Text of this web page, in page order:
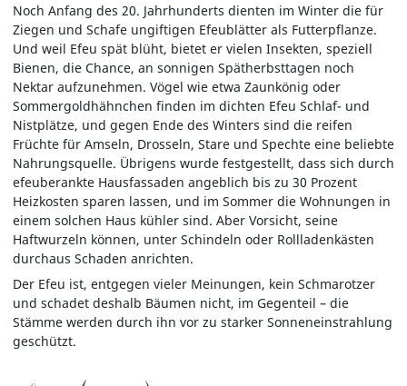
Noch Anfang des 20. Jahrhunderts dienten im Winter die für
Ziegen und Schafe ungiftigen Efeublätter als Futterpflanze.
Und weil Efeu spät blüht, bietet er vielen Insekten, speziell
Bienen, die Chance, an sonnigen Spätherbsttagen noch
Nektar aufzunehmen. Vögel wie etwa Zaunkönig oder
Sommergoldhähnchen finden im dichten Efeu Schlaf- und
Nistplätze, und gegen Ende des Winters sind die reifen
Früchte für Amseln, Drosseln, Stare und Spechte eine beliebte
Nahrungsquelle. Übrigens wurde festgestellt, dass sich durch
efeuberankte Hausfassaden angeblich bis zu 30 Prozent
Heizkosten sparen lassen, und im Sommer die Wohnungen in
einem solchen Haus kühler sind. Aber Vorsicht, seine
Haftwurzeln können, unter Schindeln oder Rollladenkästen
durchaus Schaden anrichten.
Der Efeu ist, entgegen vieler Meinungen, kein Schmarotzer
und schadet deshalb Bäumen nicht, im Gegenteil – die
Stämme werden durch ihn vor zu starker Sonneneinstrahlung
geschützt.